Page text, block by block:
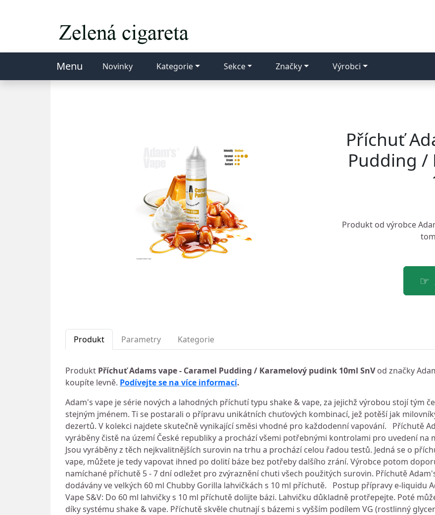
Menu Novinky Kategorie Sekce Značky Výrobci
Příchuť
Pudding /
Produkt od výrobce
Produkt Parametry Kategorie
Produkt Příchuť Adams vape - Caramel Pudding / Karamelový pudink 10ml SnVod značky
koupíte levně. Podívejte se na více informací.
Adam's vape je série nových a lahodných příchutí typu shake & vape, za jejichž výrobou stojí tým
stejným jménem. Ti se postarali o přípravu unikátních chuťových kombinací, jež potěší jak
dezertů. V kolekci najdete skutečně vynikající směsi vhodné pro každodenní vapování. Příchutě
vyráběny čistě na území České republiky a prochází všemi potřebnými kontrolami pro uvedení na
Jsou vyráběny z těch nejkvalitnějších surovin na trhu a prochází celou řadou testů. Jedná se o
vape, můžete je tedy vapovat ihned po dolití báze bez potřeby dalšího zrání. Výrobce potom
namíchané příchutě 5 - 7 dní odležet pro zvýraznění chuti všech použitých surovin. Příchutě
dodávány ve velkých 60 ml Chubby Gorilla lahvičkách s 10 ml příchutě. Postup přípravy e-liquidu
Vape S&V: Do 60 ml lahvičky s 10 ml příchutě dolijte bázi. Lahvičku důkladně protřepejte. Poté
díky systému shake & vape. Příchutě skvěle chutnají s bázemi s vyšším podílem VG (rostlinný